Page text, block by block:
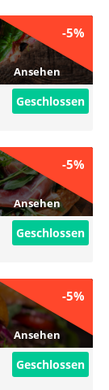
-5%
Ansehen
Geschlossen
-5%
Ansehen
Geschlossen
-5%
Ansehen
Geschlossen